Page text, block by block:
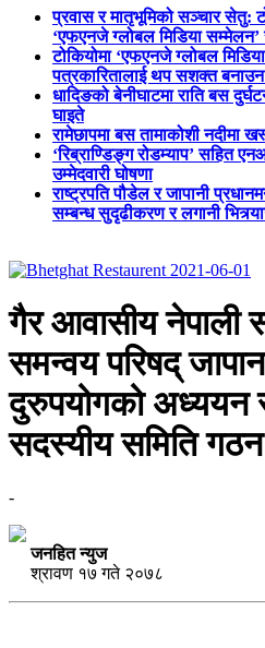
प्रवास र मातृभूमिको सञ्चार सेतु:
‘एफएनजे ग्लोबल मिडिया सम्मेलन’
टोकियोमा ‘एफएनजे ग्लोबल
पत्रकारितालाई थप सशक्त
धादिङको बेनीघाटमा राति बस
घाइते
रामेछापमा बस तामाकोशी नदीमा
‘रिब्राण्डिङ्ग रोडम्याप’ सहित
उम्मेदवारी घोषणा
राष्ट्रपति पौडेल र जापानी
सम्बन्ध सुदृढीकरण र लगानी
गैर आवासीय नेपाली
समन्वय परिषद्
दुरुपयोगको अध्ययन
सदस्यीय समिति गठन
-
जनहित न्युज
श्रावण १७ गते २०७८